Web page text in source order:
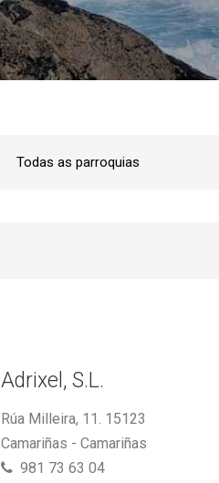
Adrixel, S.L.
Rúa Milleira, 11. 15123
Camariñas - Camariñas
981 73 63 04